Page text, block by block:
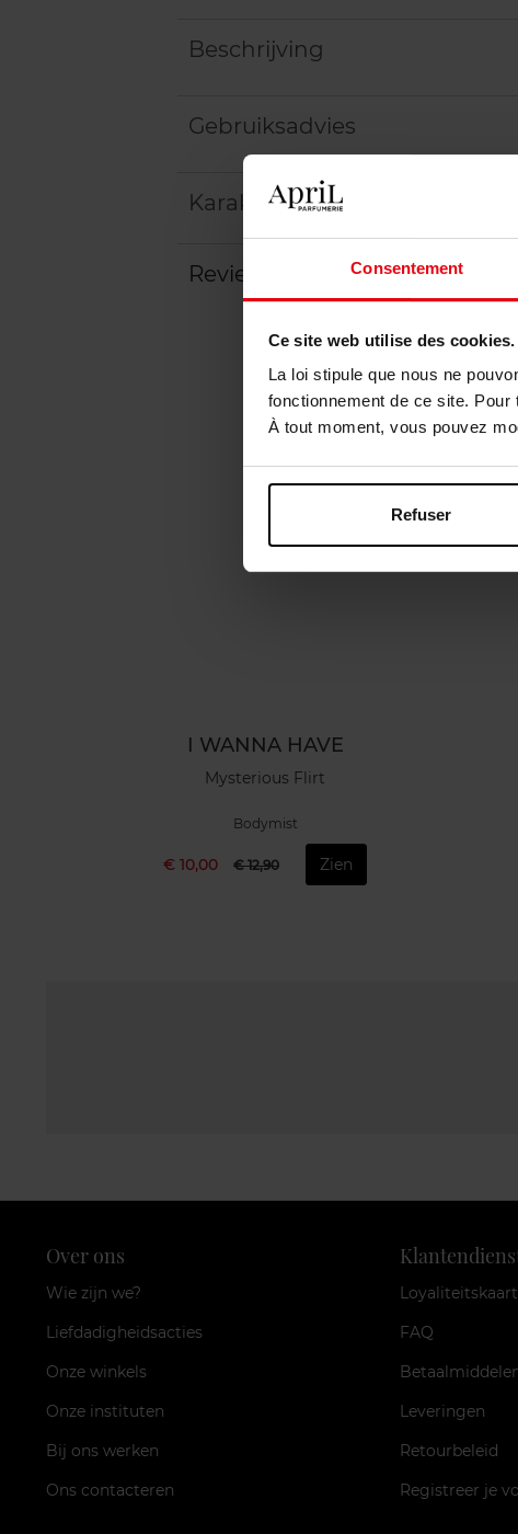
Consentement
Ce site web utilise des cookies.
La loi stipule que nous ne
fonctionnement de ce site.
À tout moment, vous pouvez
Refuser
Beschrijving
Gebruiksadvies
Karakteristieken
Review
I WANNA HAVE
Mysterious Flirt
Bodymist
€ 10,00 € 12,90 Zien
Over ons
Wie zijn we?
Liefdadigheidsacties
Onze winkels
Onze instituten
Bij ons werken
Ons contacteren
Loyaliteitskaart
FAQ
Leveringen
Retourbeleid
Registreer je